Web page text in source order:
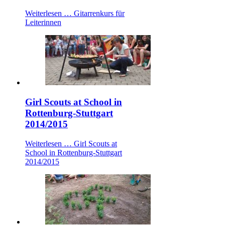
Weiterlesen … Gitarrenkurs für
Leiterinnen
Girl Scouts at School in
Rottenburg-Stuttgart
2014/2015
Weiterlesen … Girl Scouts at
School in Rottenburg-Stuttgart
2014/2015